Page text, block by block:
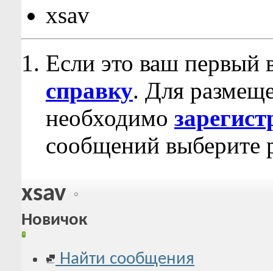
xsav
Если это ваш первый
справку. Для
необходимо
сообщений выберите
xsav
Новичок
Найти сообщения